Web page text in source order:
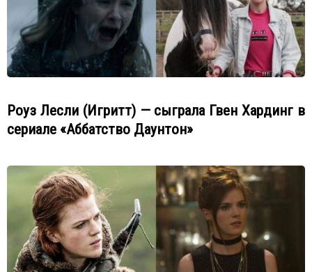
Роуз Лесли (Игритт) — сыграла Гвен Хардинг в
сериале «Аббатство Даунтон»